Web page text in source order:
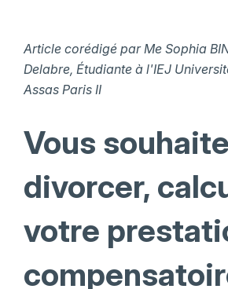
Article corédigé par Me Sophia
Delabre, Étudiante à l'IEJ
Assas Paris II
Vous
divorcer,
votre